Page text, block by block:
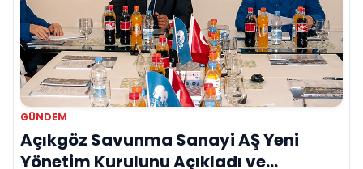
GÜNDEM
Açıkgöz Savunma Sanayi AŞ Yeni
Yönetim Kurulunu Açıkladı ve